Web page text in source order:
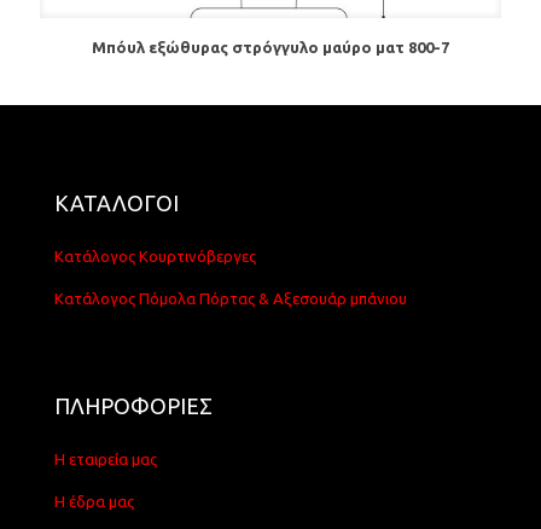
Μπόυλ εξώθυρας στρόγγυλο μαύρο ματ 800-7
ΚΑΤΑΛΟΓΟΙ
Κατάλογος Κουρτινόβεργες
Κατάλογος Πόμολα Πόρτας & Αξεσουάρ μπάνιου
ΠΛΗΡΟΦΟΡΙΕΣ
Η εταιρεία μας
Η έδρα μας